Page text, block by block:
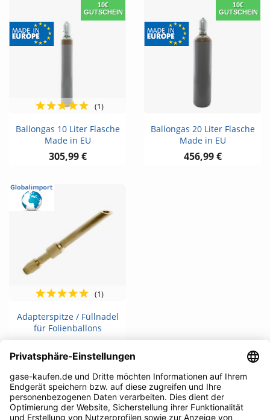
10€
GUTSCHEIN
Ballongas 10 Liter Flasche
Made in EU
305,99 €
(1)
10€
GUTSCHEIN
Ballongas 20 Liter Flasche
Made in EU
456,99 €
Adapterspitze / Füllnadel
für Folienballons
(1)
Kommentare (3) Bewertung